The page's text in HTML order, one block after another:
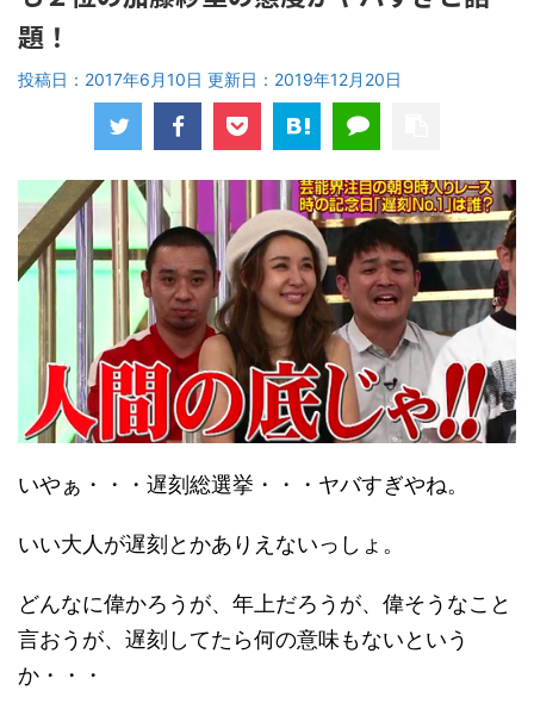
題！
投稿日：2017年6月10日 更新日： 2019年12月20日
いやぁ・・・遅刻総選挙・・・ヤバすぎやね。
いい大人が遅刻とかありえないっしょ。
どんなに偉かろうが、年上だろうが、偉そうなこと
言おうが、遅刻してたら何の意味もないという
か・・・